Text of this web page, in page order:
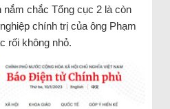
chắc Tổng cục 2 là còn
chính trị của ông Phạm
rối không nhỏ.